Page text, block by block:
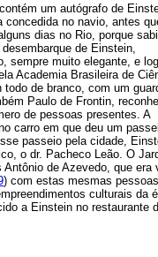
contém um autógrafo de
concedida no navio, antes
dias no Rio, porque
de Einstein,
sempre muito elegante, e
Academia Brasileira de
de branco, com um
Paulo de Frontin,
de pessoas presentes. A
carro em que deu um
passeio pela cidade,
o dr. Pacheco Leão. O
de Azevedo, que era
) com estas mesmas
culturais da
a Einstein no restaurante